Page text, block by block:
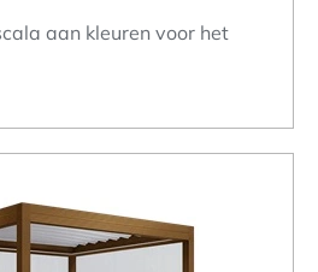
aan kleuren voor het